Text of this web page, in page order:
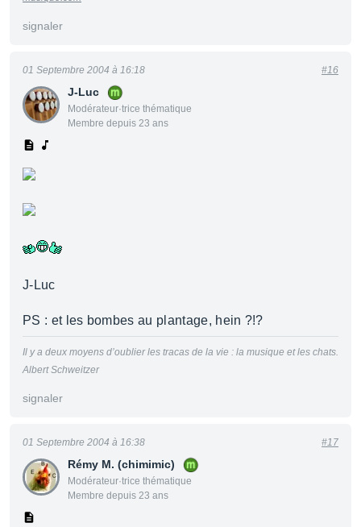
signaler
J-Luc
Modérateur·trice thématique
Membre depuis 23 ans
01 Septembre 2004 à 16:18 #16
J-Luc
PS : et les bombes au plantage, hein ?!?
Il y a deux moyens d’oublier les tracas de la vie : la musique et les chats.
Albert Schweitzer
signaler
Rémy M. (chimimic)
Modérateur·trice thématique
Membre depuis 23 ans
01 Septembre 2004 à 16:38 #17